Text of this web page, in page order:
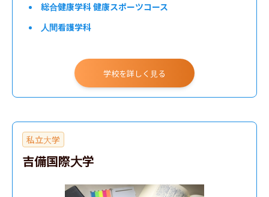
総合健康学科 健康スポーツコース
人間看護学科
学校を詳しく見る
私立大学
吉備国際大学